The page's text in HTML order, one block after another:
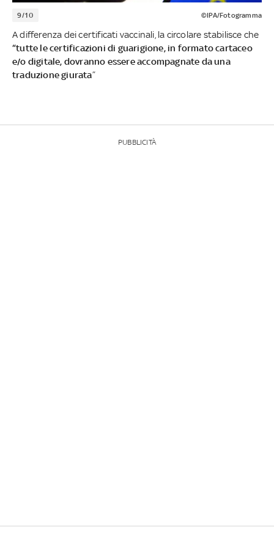
9/10 ©IPA/Fotogramma
A differenza dei certificati vaccinali, la circolare stabilisce che
“tutte le certificazioni di guarigione, in formato cartaceo
e/o digitale, dovranno essere accompagnate da una
traduzione giurata”
PUBBLICITÀ